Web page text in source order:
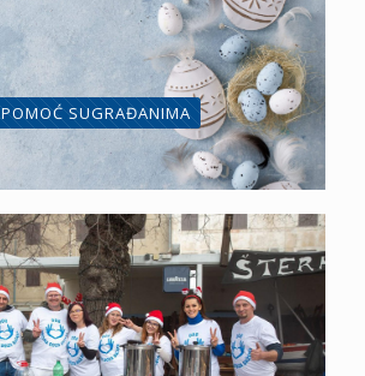
POMOĆ SUGRAĐANIMA